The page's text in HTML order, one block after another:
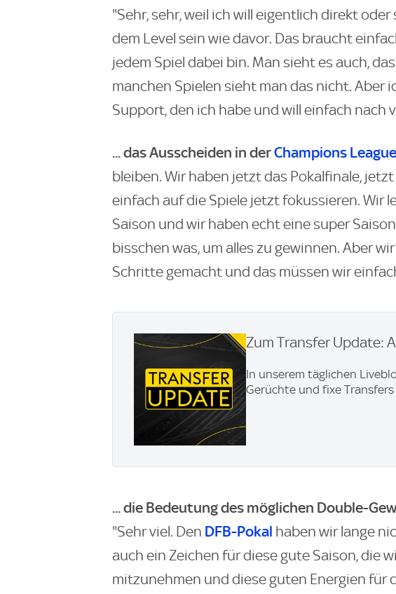
"Sehr, sehr, weil ich will eigentlich direkt
dem Level sein wie davor. Das braucht
jedem Spiel dabei bin. Man sieht es auch,
manchen Spielen sieht man das nicht. Aber
Support, den ich habe und will einfach nach
... das Ausscheiden in derChampions League
bleiben. Wir haben jetzt das Pokalfinale,
einfach auf die Spiele jetzt fokussieren. Wir
Saison und wir haben echt eine super
bisschen was, um alles zu gewinnen. Aber
Schritte gemacht und das müssen wir
Zum Transfer Update:
In unserem täglichen
Gerüchte und fixe
... die Bedeutung des möglichen Double-
"Sehr viel. Den DFB-Pokal haben wir lange
auch ein Zeichen für diese gute Saison, die
mitzunehmen und diese guten Energien für